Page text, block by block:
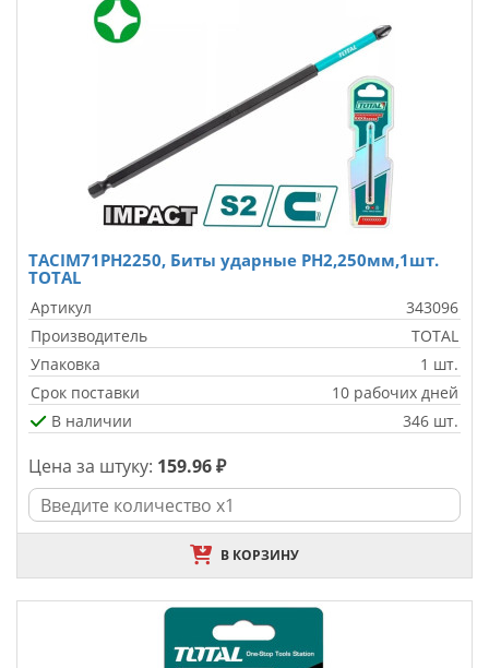
TACIM71PH2250, Биты ударные PH2,250мм,1шт.
TOTAL
Артикул
343096
Производитель
TOTAL
Упаковка
1 шт.
Срок поставки
10 рабочих дней
В наличии
346 шт.
Цена за штуку: 159.96 ₽
В КОРЗИНУ